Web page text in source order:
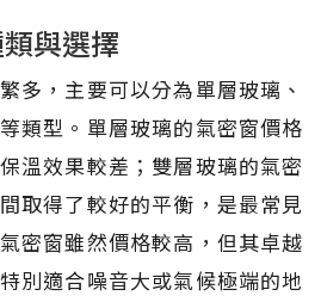
與選擇
多，主要可以分為單層玻璃、
類型。單層玻璃的氣密窗價格
溫效果較差；雙層玻璃的氣密
取得了較好的平衡，是最常見
密窗雖然價格較高，但其卓越
別適合噪音大或氣候極端的地